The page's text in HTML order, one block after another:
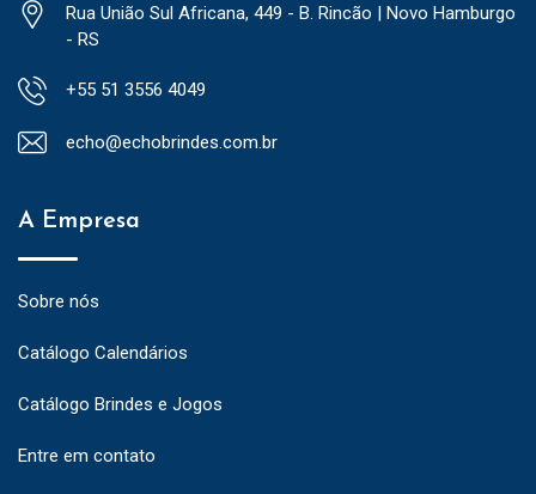
Rua União Sul Africana, 449 - B. Rincão | Novo Hamburgo
- RS
+55 51 3556 4049
echo@echobrindes.com.br
A Empresa
Sobre nós
Catálogo Calendários
Catálogo Brindes e Jogos
Entre em contato